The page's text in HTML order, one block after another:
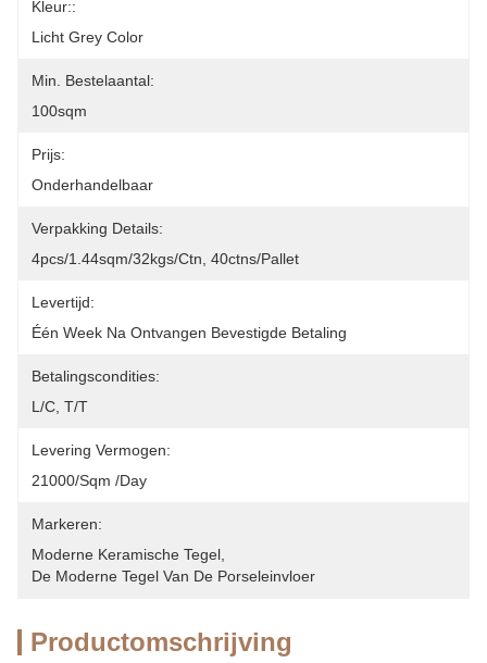
Kleur::
Licht Grey Color
Min. Bestelaantal:
100sqm
Prijs:
Onderhandelbaar
Verpakking Details:
4pcs/1.44sqm/32kgs/ctn, 40ctns/pallet
Levertijd:
Één Week Na Ontvangen Bevestigde Betaling
Betalingscondities:
L/C, T/T
Levering Vermogen:
21000/sqm /day
Markeren:
Moderne Keramische Tegel
De Moderne Tegel Van De Porseleinvloer
Productomschrijving